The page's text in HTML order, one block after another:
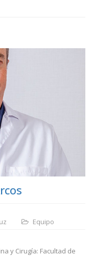
Equipo
y Cirugía: Facultad de